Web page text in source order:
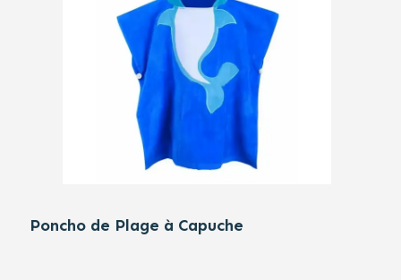
Poncho de Plage à Capuche